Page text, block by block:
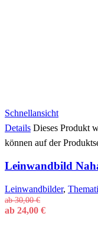
Schnellansicht
Details Dieses Produkt
können auf der
Leinwandbild
Leinwandbilder,
ab30,00€
ab 24,00 €